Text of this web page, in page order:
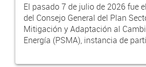
El pasado 7 de julio de 2026 fue
del Consejo General del Plan
Mitigación y Adaptación al
Energía (PSMA), instancia de